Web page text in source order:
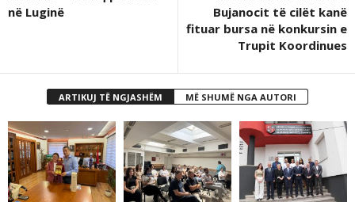
në Luginë
Bujanocit të cilët kanë
fituar bursa në konkursin e
Trupit Koordinues
ARTIKUJ TË NGJASHËM MË SHUMË NGA AUTORI